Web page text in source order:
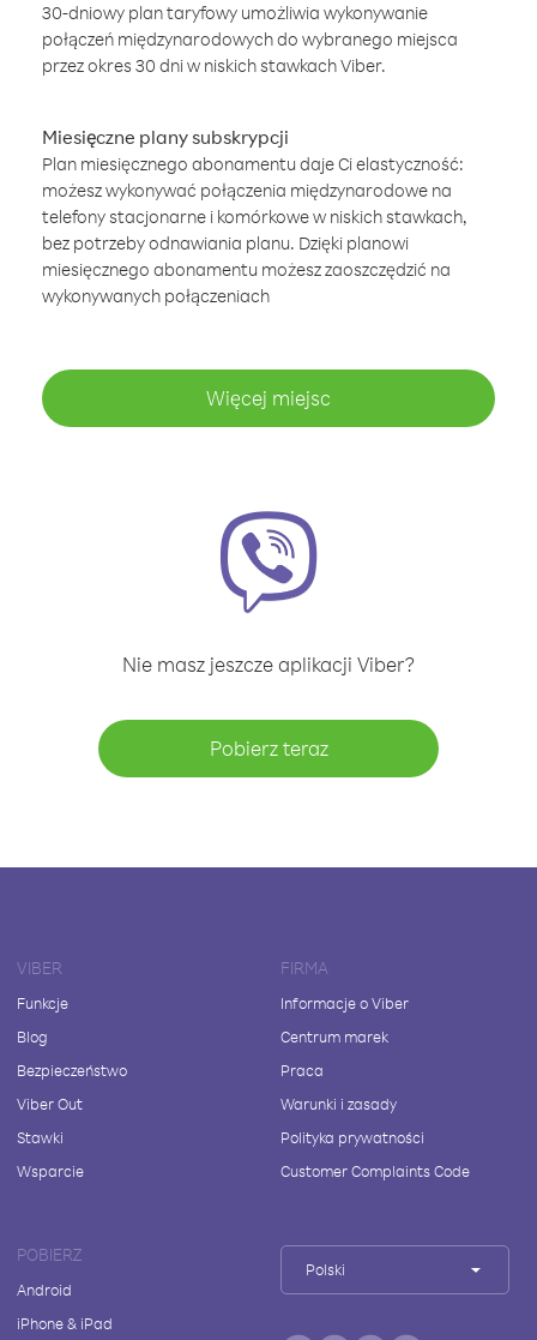
30-dniowy plan taryfowy umożliwia wykonywanie
połączeń międzynarodowych do wybranego miejsca
przez okres 30 dni w niskich stawkach Viber.
Miesięczne plany subskrypcji
Plan miesięcznego abonamentu daje Ci elastyczność:
możesz wykonywać połączenia międzynarodowe na
telefony stacjonarne i komórkowe w niskich stawkach,
bez potrzeby odnawiania planu. Dzięki planowi
miesięcznego abonamentu możesz zaoszczędzić na
wykonywanych połączeniach
Więcej miejsc
Nie masz jeszcze aplikacji Viber?
Pobierz teraz
VIBER
Funkcje
Blog
Bezpieczeństwo
Viber Out
Stawki
Wsparcie
FIRMA
Informacje o Viber
Centrum marek
Praca
Warunki i zasady
Polityka prywatności
Customer Complaints Code
POBIERZ
Android
iPhone & iPad
Polski